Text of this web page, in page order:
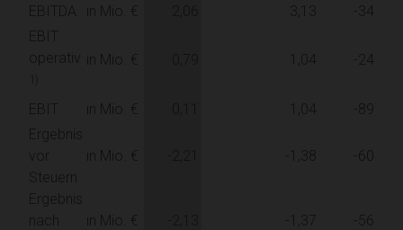
EBITDA in Mio. € 3,13
-34
EBIT
operativ in Mio. € 1,04
EBIT in Mio. € 1,04
-89
Ergebnis
vor
Steuern
in Mio. € -1,38 -60
Ergebnis
nach
in Mio. € -1,37 -56